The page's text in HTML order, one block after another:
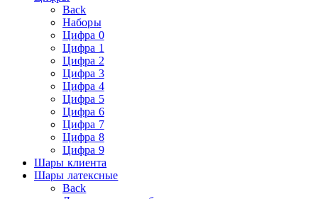
Back
Наборы
Цифра 0
Цифра 1
Цифра 2
Цифра 3
Цифра 4
Цифра 5
Цифра 6
Цифра 7
Цифра 8
Цифра 9
Шары клиента
Шары латексные
Back